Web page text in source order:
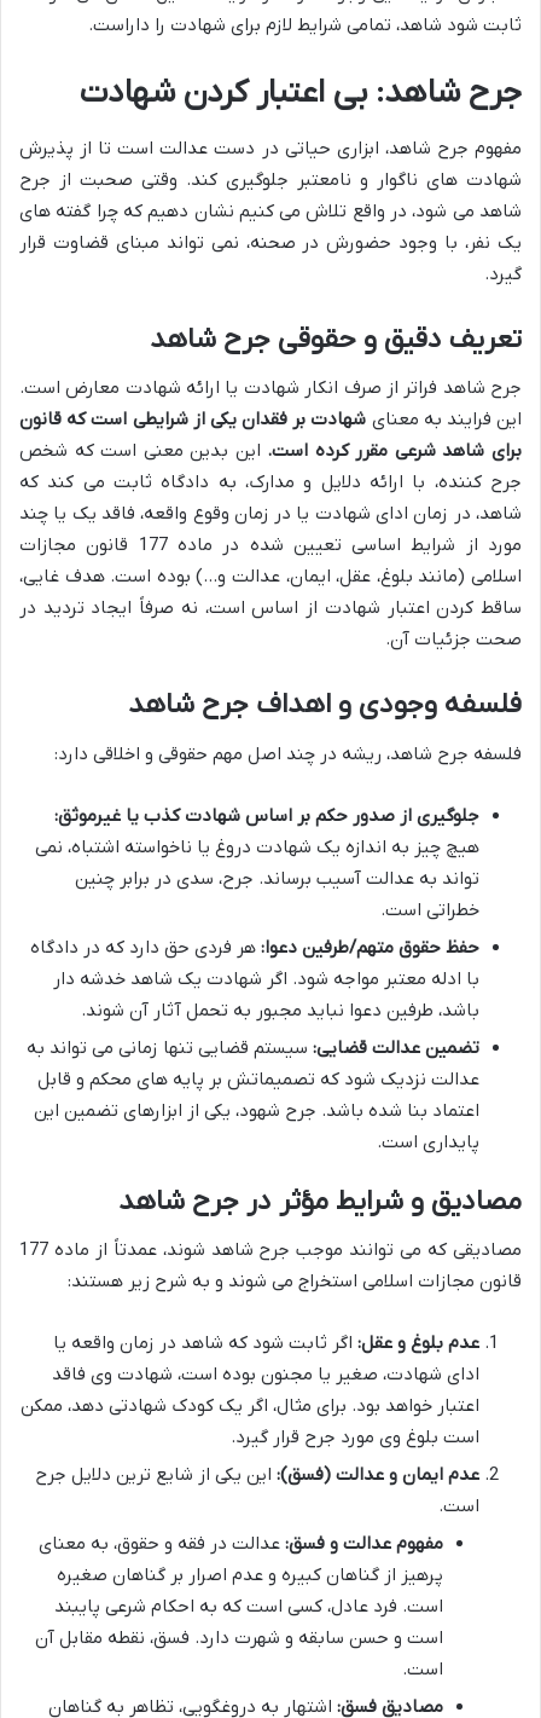
ثابت شود شاهد، تمامی شرایط لازم برای شهادت را داراست.
جرح شاهد: بی اعتبار کردن شهادت
مفهوم جرح شاهد، ابزاری حیاتی در دست عدالت است تا از پذیرش
شهادت های ناگوار و نامعتبر جلوگیری کند. وقتی صحبت از جرح
شاهد می شود، در واقع تلاش می کنیم نشان دهیم که چرا گفته های
یک نفر، با وجود حضورش در صحنه، نمی تواند مبنای قضاوت قرار
گیرد.
تعریف دقیق و حقوقی جرح شاهد
جرح شاهد فراتر از صرف انکار شهادت یا ارائه شهادت معارض است.
این فرایند به معنای شهادت بر فقدان یکی از شرایطی است که قانون
برای شاهد شرعی مقرر کرده است. این بدین معنی است که شخص
جرح کننده، با ارائه دلایل و مدارک، به دادگاه ثابت می کند که
شاهد، در زمان ادای شهادت یا در زمان وقوع واقعه، فاقد یک یا چند
مورد از شرایط اساسی تعیین شده در ماده 177 قانون مجازات
اسلامی (مانند بلوغ، عقل، ایمان، عدالت و…) بوده است. هدف غایی،
ساقط کردن اعتبار شهادت از اساس است، نه صرفاً ایجاد تردید در
صحت جزئیات آن.
فلسفه وجودی و اهداف جرح شاهد
فلسفه جرح شاهد، ریشه در چند اصل مهم حقوقی و اخلاقی دارد:
جلوگیری از صدور حکم بر اساس شهادت کذب یا غیرموثق:
هیچ چیز به اندازه یک شهادت دروغ یا ناخواسته اشتباه، نمی
تواند به عدالت آسیب برساند. جرح، سدی در برابر چنین
خطراتی است.
حفظ حقوق متهم/طرفین دعوا: هر فردی حق دارد که در دادگاه
با ادله معتبر مواجه شود. اگر شهادت یک شاهد خدشه دار
باشد، طرفین دعوا نباید مجبور به تحمل آثار آن شوند.
تضمین عدالت قضایی: سیستم قضایی تنها زمانی می تواند به
عدالت نزدیک شود که تصمیماتش بر پایه های محکم و قابل
اعتماد بنا شده باشد. جرح شهود، یکی از ابزارهای تضمین این
پایداری است.
مصادیق و شرایط مؤثر در جرح شاهد
مصادیقی که می توانند موجب جرح شاهد شوند، عمدتاً از ماده 177
قانون مجازات اسلامی استخراج می شوند و به شرح زیر هستند:
عدم بلوغ و عقل: اگر ثابت شود که شاهد در زمان واقعه یا
ادای شهادت، صغیر یا مجنون بوده است، شهادت وی فاقد
اعتبار خواهد بود. برای مثال، اگر یک کودک شهادتی دهد، ممکن
است بلوغ وی مورد جرح قرار گیرد.
عدم ایمان و عدالت (فسق): این یکی از شایع ترین دلایل جرح
است.
مفهوم عدالت و فسق: عدالت در فقه و حقوق، به معنای
پرهیز از گناهان کبیره و عدم اصرار بر گناهان صغیره
است. فرد عادل، کسی است که به احکام شرعی پایبند
است و حسن سابقه و شهرت دارد. فسق، نقطه مقابل آن
است.
مصادیق فسق: اشتهار به دروغگویی، تظاهر به گناهان